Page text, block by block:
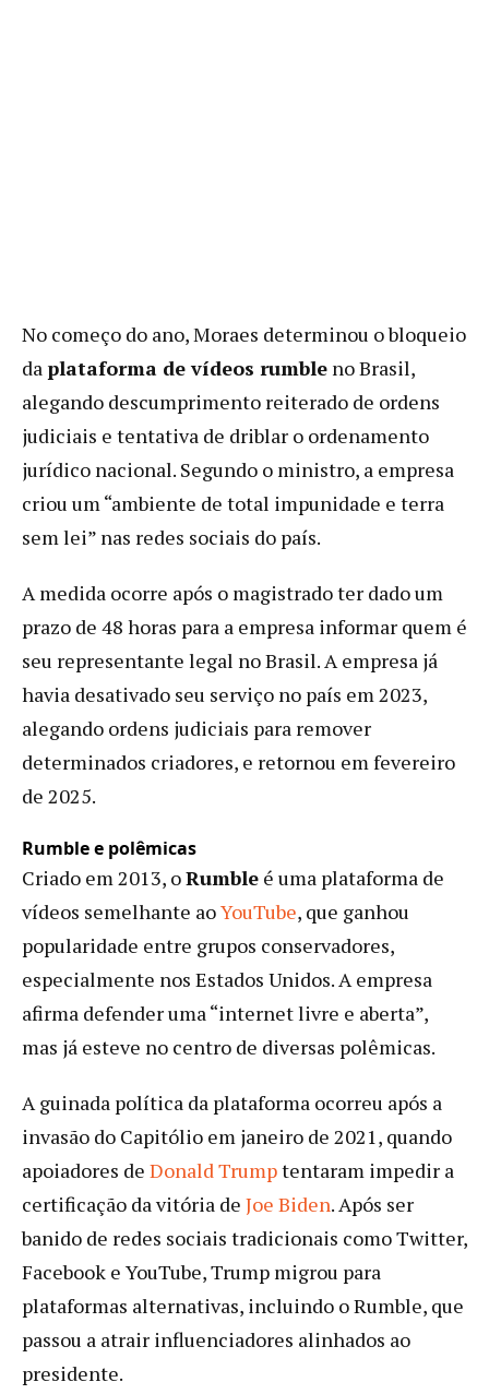
No começo do ano, Moraes determinou o bloqueio
da plataforma de vídeos rumble no Brasil,
alegando descumprimento reiterado de ordens
judiciais e tentativa de driblar o ordenamento
jurídico nacional. Segundo o ministro, a empresa
criou um “ambiente de total impunidade e terra
sem lei” nas redes sociais do país.
A medida ocorre após o magistrado ter dado um
prazo de 48 horas para a empresa informar quem é
seu representante legal no Brasil. A empresa já
havia desativado seu serviço no país em 2023,
alegando ordens judiciais para remover
determinados criadores, e retornou em fevereiro
de 2025.
Rumble e polêmicas
Criado em 2013, oRumble é uma plataforma de
vídeos semelhante aoYouTube, que ganhou
popularidade entre grupos conservadores,
especialmente nos Estados Unidos. A empresa
afirma defender uma “internet livre e aberta”,
mas já esteve no centro de diversas polêmicas.
A guinada política da plataforma ocorreu após a
invasão do Capitólio em janeiro de 2021, quando
apoiadores de Donald Trumptentaram impedir a
certificação da vitória de Joe Biden. Após ser
banido de redes sociais tradicionais como Twitter,
Facebook e YouTube, Trump migrou para
plataformas alternativas, incluindo o Rumble, que
passou a atrair influenciadores alinhados ao
presidente.